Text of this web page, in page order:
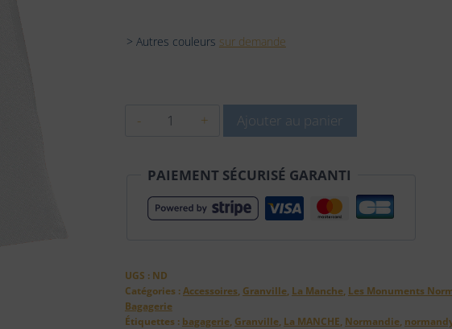
> Autres couleurs sur demande
quantité
Shopping
-
La
Granvillaise
Ajouter au panier
PAIEMENT SÉCURISÉ GARANTI
UGS : ND
Catégories :Accessoires Granville, La Manche, Les Monuments
Bagagerie
Étiquettes : bagagerie, Granville, La MANCHE Normandie,